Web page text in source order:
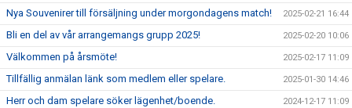
Nya Souvenirer till försäljning under morgondagens match! 2025-02-21 16:44
Bli en del av vår arrangemangs grupp 2025! 2025-02-20 10:06
Välkommen på årsmöte! 2025-02-17 11:09
Tillfällig anmälan länk som medlem eller spelare. 2025-01-30 14:46
Herr och dam spelare söker lägenhet/boende. 2024-12-17 11:09